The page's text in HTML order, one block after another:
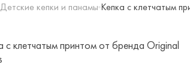
Детские кепки и панамы Кепка с клетчатым